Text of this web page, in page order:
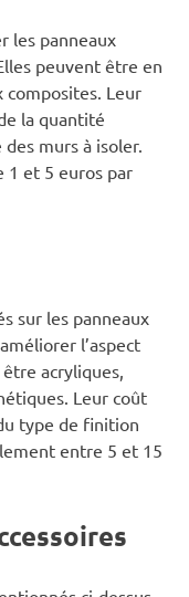
les panneaux
peuvent être en
composites. Leur
la quantité
murs à isoler.
1 et 5 euros par
sur les panneaux
l’aspect
acryliques,
Leur coût
type de finition
entre 5 et 15